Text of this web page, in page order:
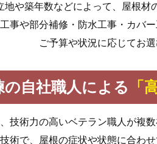
地や築年数などによって、屋根材
事や部分補修・防水工事・カバ
ご予算や状況に応じてお選
の自社職人による 「
技術力の高いベテラン職人が複
術で、屋根の症状や状態に合わ